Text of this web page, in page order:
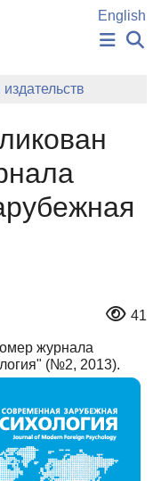
English
Вход
41
журнала
(№2, 2013).